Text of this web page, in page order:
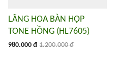
LÃNG HOA BÀN HỌP
TONE HỒNG (HL7605)
980.000 đ 1.200.000 đ